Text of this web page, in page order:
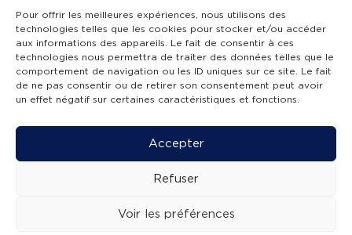
Pour offrir les meilleures expériences, nous utilisons des
technologies telles que les cookies pour stocker et/ou accéder
aux informations des appareils. Le fait de consentir à ces
technologies nous permettra de traiter des données telles que le
comportement de navigation ou les ID uniques sur ce site. Le fait
de ne pas consentir ou de retirer son consentement peut avoir
un effet négatif sur certaines caractéristiques et fonctions.
Accepter
Refuser
Voir les préférences
SUIVEZ-NOUS !
Mentions légales -Accessibilité